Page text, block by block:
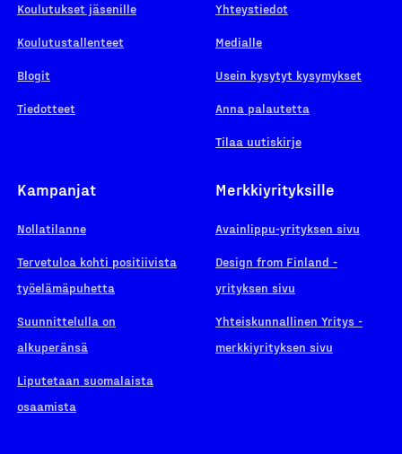
Koulutukset jäsenille
Koulutustallenteet
Blogit
Tiedotteet
Yhteystiedot
Medialle
Usein kysytyt kysymykset
Anna palautetta
Tilaa uutiskirje
Kampanjat
Nollatilanne
Tervetuloa kohti positiivista
työelämäpuhetta
Suunnittelulla on
alkuperänsä
Liputetaan suomalaista
osaamista
Merkkiyrityksille
Avainlippu-yrityksen sivu
Design from Finland -
yrityksen sivu
Yhteiskunnallinen Yritys -
merkkiyrityksen sivu